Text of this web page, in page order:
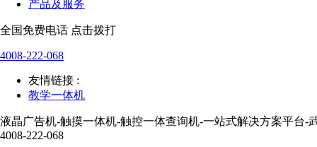
产品及服务
全国免费电话 点击拨打
4008-222-068
友情链接 :
教学一体机
液晶广告机-触摸一体机-触控一体查询机-一站式解决方案平台-
4008-222-068